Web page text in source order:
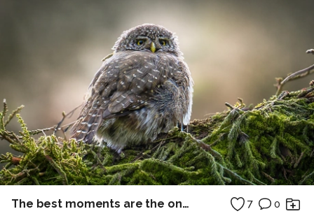
The best moments are the ones you don't plan. 7 0